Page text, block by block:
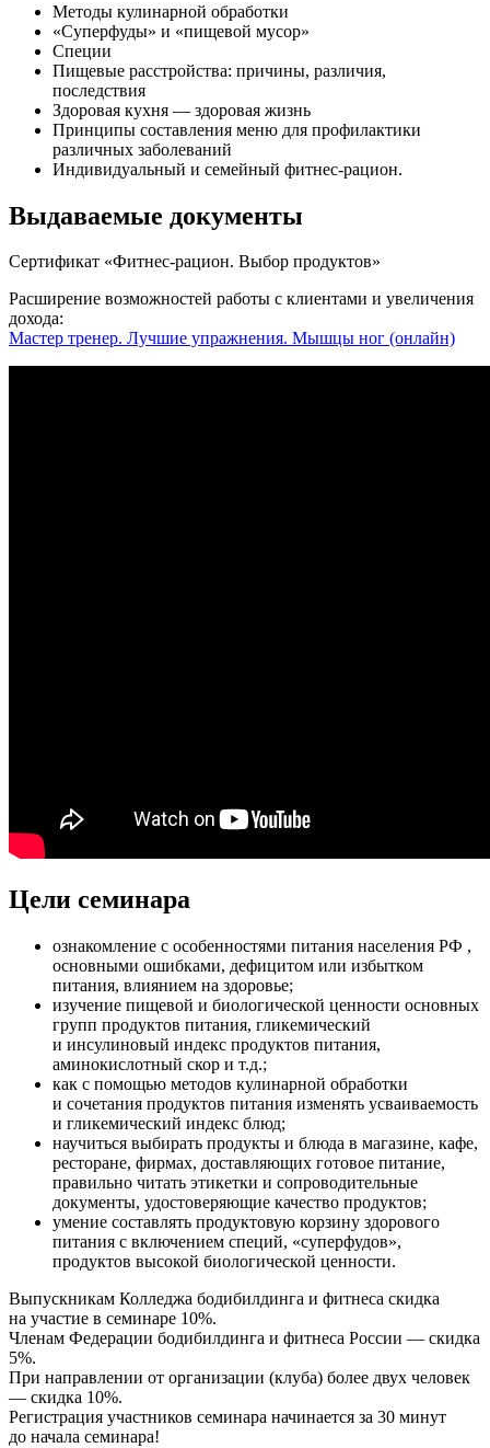
Методы кулинарной обработки
«Суперфуды» и «пищевой мусор»
Специи
Пищевые расстройства: причины, различия,
последствия
Здоровая кухня — здоровая жизнь
Принципы составления меню для профилак­тики
различных заболева­ний
Индивидуальный и семейный фитнес-рацион.
Выдаваемые документы
Сертификат «Фитнес-рацион. Выбор продуктов»
Расширение возможностей работы с клиентами и увеличения
дохода:
Мастер тренер. Лучшие упражнения. Мышцы ног (онлайн)
Цели семинара
ознакомление с особенностями питания населения РФ ,
основными ошибками, дефицитом или избытком
питания, влиянием на здоровье;
изучение пищевой и биологической ценности основных
групп продуктов питания, гликемический
и инсулиновый индекс продуктов питания,
аминокислотный скор и т.д.;
как с помощью методов кулинарной обработки
и сочетания продуктов питания изменять усваиваемость
и гликемический индекс блюд;
научиться выбирать продукты и блюда в магазине, кафе,
ресторане, фирмах, доставляющих готовое питание,
правильно читать этикетки и сопроводительные
документы, удостоверяющие качество продуктов;
умение составлять продуктовую корзину здорового
питания с включением специй, «суперфудов»,
продуктов высокой биологической ценности.
Выпускникам Колледжа бодибилдинга и фитнеса скидка
на участие в семинаре 10%.
Членам Федерации бодибилдинга и фитнеса России — скидка
5%.
При направлении от организации (клуба) более двух человек
— скидка 10%.
Регистрация участников семинара начинается за 30 минут
до начала семинара!